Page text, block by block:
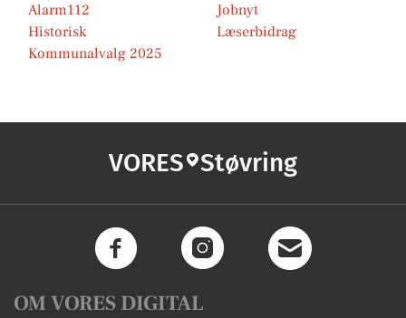
Alarm112
Jobnyt
Historisk
Læserbidrag
Kommunalvalg 2025
VORES Støvring
OM VORES DIGITAL